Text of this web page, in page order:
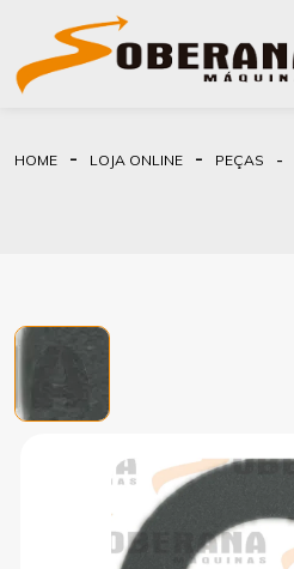
HOME LOJA ONLINE PEÇAS